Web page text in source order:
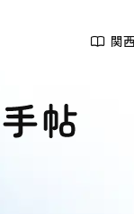
関